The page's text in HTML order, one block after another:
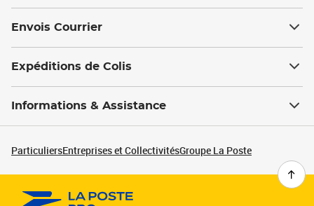
Envois Courrier
Expéditions de Colis
Informations & Assistance
ParticuliersEntreprises et CollectivitésGroupe La Poste